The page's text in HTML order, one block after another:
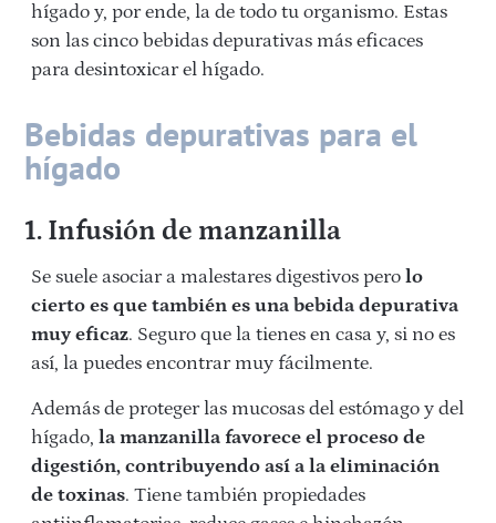
hígado y, por ende, la de todo tu organismo. Estas
son las cinco bebidas depurativas más eficaces
para desintoxicar el hígado.
Bebidas depurativas para el
hígado
1. Infusión de manzanilla
Se suele asociar a malestares digestivos pero lo
cierto es que también es una bebida depurativa
muy eficaz. Seguro que la tienes en casa y, si no es
así, la puedes encontrar muy fácilmente.
Además de proteger las mucosas del estómago y del
hígado, la manzanilla favorece el proceso de
digestión, contribuyendo así a la eliminación
de toxinas. Tiene también propiedades